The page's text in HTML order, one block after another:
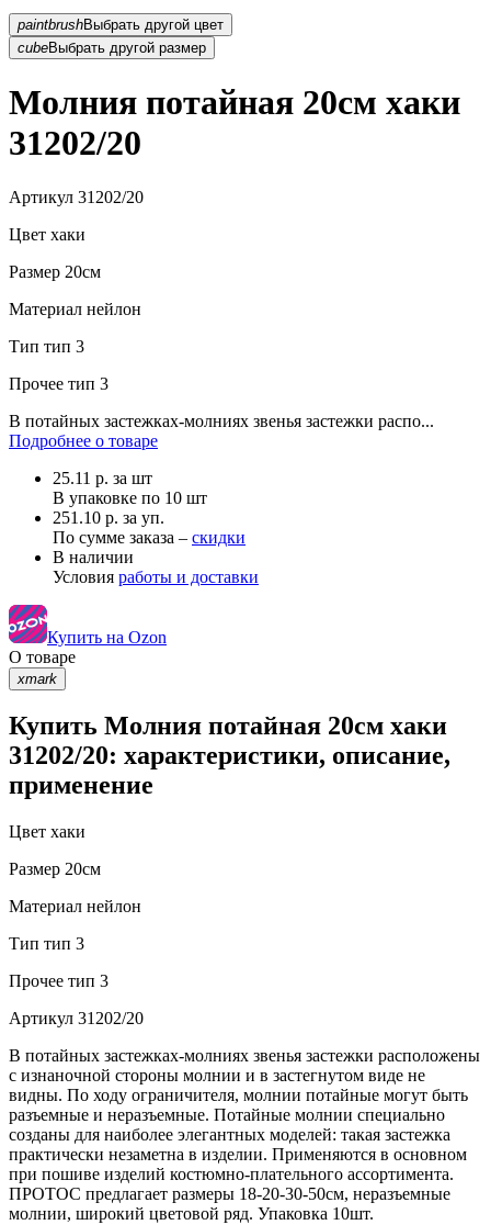
paintbrush
Выбрать другой цвет
cubeВыбрать другой размер
Молния потайная 20см хаки
31202/20
Артикул 31202/20
Цвет хаки
Размер 20см
Материал нейлон
Тип тип 3
Прочее тип 3
В потайных застежках-молниях звенья застежки распо...
Подробнее о товаре
25.11 р. за шт
В упаковке по 10 шт
251.10 р. за уп.
По сумме заказа – скидки
В наличии
Условия работы и доставки
Купить на Ozon
О товаре
xmark
Купить Молния потайная 20см хаки
31202/20: характеристики, описание,
применение
Цвет хаки
Размер 20см
Материал нейлон
Тип тип 3
Прочее тип 3
Артикул 31202/20
В потайных застежках-молниях звенья застежки расположены
с изнаночной стороны молнии и в застегнутом виде не
видны. По ходу ограничителя, молнии потайные могут быть
разъемные и неразъемные. Потайные молнии специально
созданы для наиболее элегантных моделей: такая застежка
практически незаметна в изделии. Применяются в основном
при пошиве изделий костюмно-плательного ассортимента.
ПРОТОС предлагает размеры 18-20-30-50см, неразъемные
молнии, широкий цветовой ряд. Упаковка 10шт.